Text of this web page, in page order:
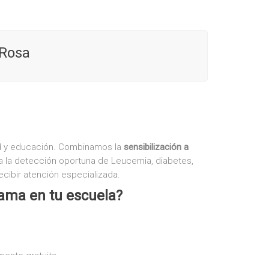
educación. Combinamos la sensibilización a
la detección oportuna de Leucemia, diabetes,
atención especializada.
en tu escuela?